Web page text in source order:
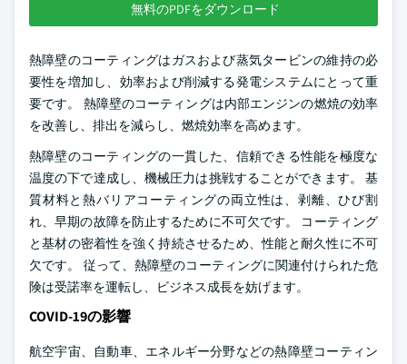
無料のPDFをダウンロード
熱障壁のコーティングはガスおよび蒸気タービンの維持の必
要性を増加し、効率および削減する発電システムにとって重
要です。 熱障壁のコーティングは内部エンジンの燃焼の効率
を改善し、排出を減らし、燃焼効率を高めます。
熱障壁のコーティングの一貫した、信頼できる性能を極度な
温度の下で達成し、機械圧力は挑戦することができます。 基
質材料と熱バリアコーティングの両立性は、剥離、ひび割
れ、早期の故障を防止するために不可欠です。 コーティング
と基材の密着性を強く持続させるため、性能と耐久性に不可
欠です。 従って、熱障壁のコーティングに関連付けられた危
険は受諾率を運転し、ビジネス成長を妨げます。
COVID-19の影響
航空宇宙、自動車、エネルギー分野などの熱障壁コーティン